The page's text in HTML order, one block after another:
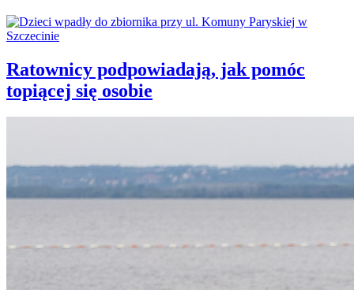
Ratownicy podpowiadają, jak pomóc
topiącej się osobie